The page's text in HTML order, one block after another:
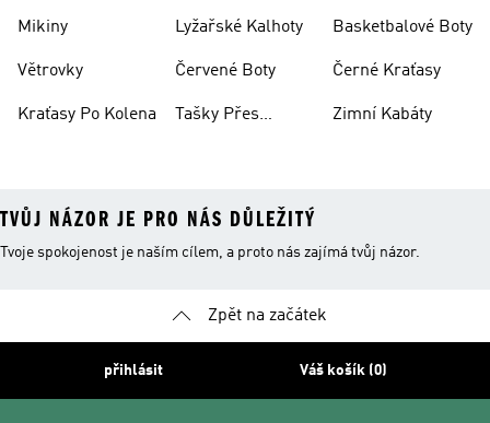
Mikiny
Větrovky
Kraťasy Po Kolena
Lyžařské Kalhoty
Červené Boty
Tašky Přes
Basketbalové Boty
Černé Kraťasy
Zimní Kabáty
TVŮJ NÁZOR JE PRO NÁS DŮLEŽITÝ
Tvoje spokojenost je naším cílem, a proto nás zajímá tvůj názor.
Zpět na začátek
přihlásit Váš košík (0)